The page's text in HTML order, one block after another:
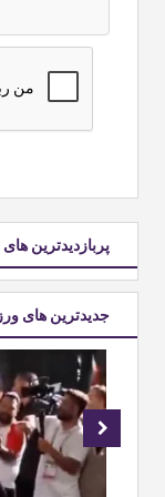
پربازدیدترین
جدیدترین های